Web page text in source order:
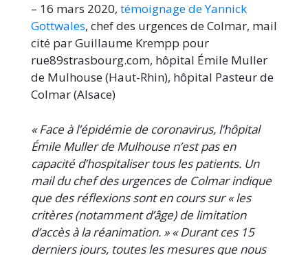
– 16 mars 2020, témoignage de Yannick
Gottwales, chef des urgences de Colmar, mail
cité par Guillaume Krempp pour
rue89strasbourg.com, hôpital Émile Muller
de Mulhouse (Haut-Rhin), hôpital Pasteur de
Colmar (Alsace)
« Face à l’épidémie de coronavirus, l’hôpital
Émile Muller de Mulhouse n’est pas en
capacité d’hospitaliser tous les patients. Un
mail du chef des urgences de Colmar indique
que des réflexions sont en cours sur « les
critères (notamment d’âge) de limitation
d’accès à la réanimation. » « Durant ces 15
derniers jours, toutes les mesures que nous